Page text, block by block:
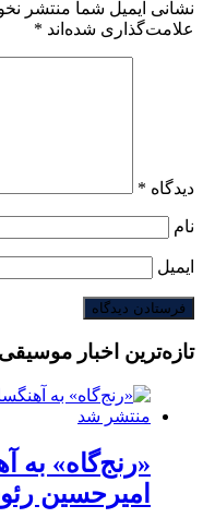
نشانی ایمیل شما منتشر
علامت‌گذاری شده‌اند *
دیدگاه *
نام
ایمیل
تازه‌ترین اخبار
«رنج‌گاه» به
امیرحسین